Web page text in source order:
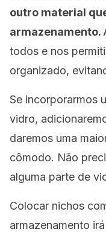
outro material
armazenamento.
todos e nos
organizado,
Se incorporarmos
vidro,
daremos uma
cômodo. Não
alguma parte de
Colocar nichos
armazenamento